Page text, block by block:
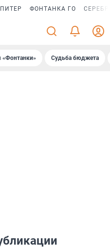
ФОНТАНКА ГО
«Фонтанки» Судьба бюджета